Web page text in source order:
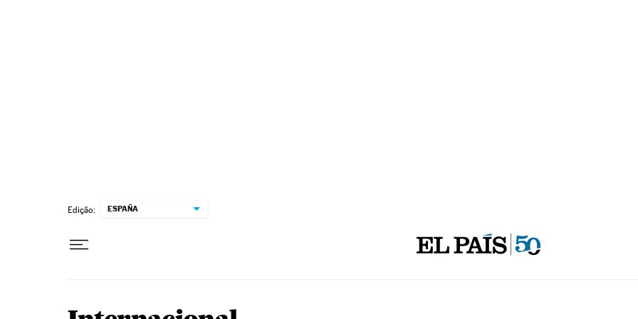
Edição: ESPAÑA